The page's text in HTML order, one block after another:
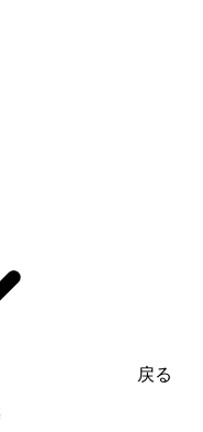
戻る